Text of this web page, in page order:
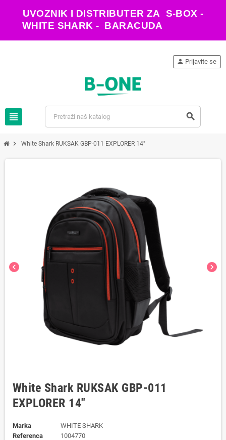
UVOZNIK I DISTRIBUTER ZA S-BOX -
WHITE SHARK - BARACUDA
view_headline search
person Prijavite se
chevron_right White Shark RUKSAK GBP-011 EXPLORER 14"
chevron_left chevron_right
White Shark RUKSAK GBP-011
EXPLORER 14"
Marka
WHITE SHARK
Referenca
1004770